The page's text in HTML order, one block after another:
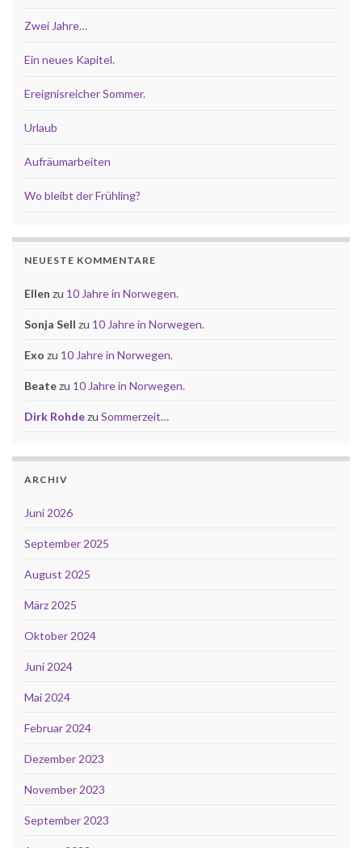
Zwei Jahre…
Ein neues Kapitel.
Ereignisreicher Sommer.
Urlaub
Aufräumarbeiten
Wo bleibt der Frühling?
NEUESTE KOMMENTARE
Ellen zu 10 Jahre in Norwegen.
Sonja Sell zu 10 Jahre in Norwegen.
Exo zu 10 Jahre in Norwegen.
Beatezu 10 Jahre in Norwegen.
Dirk Rohdezu Sommerzeit…
ARCHIV
Juni 2026
September 2025
August 2025
März 2025
Oktober 2024
Juni 2024
Mai 2024
Februar 2024
Dezember 2023
November 2023
September 2023